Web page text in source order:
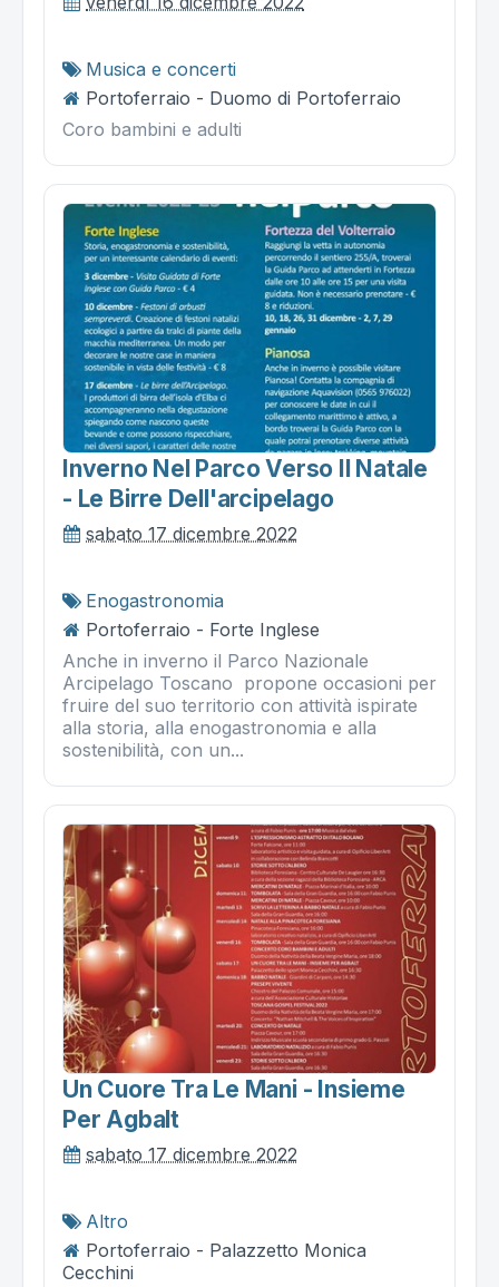
Musica e concerti
Portoferraio - Duomo di Portoferraio
Coro bambini e adulti
Inverno Nel Parco Verso Il Natale
- Le Birre Dell'arcipelago
sabato 17 dicembre 2022
Enogastronomia
Portoferraio - Forte Inglese
Anche in inverno il Parco Nazionale
Arcipelago Toscano propone occasioni per
fruire del suo territorio con attività ispirate
alla storia, alla enogastronomia e alla
sostenibilità, con un...
Un Cuore Tra Le Mani - Insieme
Per Agbalt
sabato 17 dicembre 2022
Altro
Portoferraio - Palazzetto Monica
Cecchini